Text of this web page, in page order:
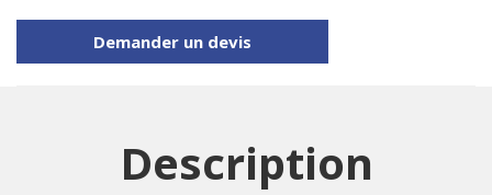
Demander un devis
Description